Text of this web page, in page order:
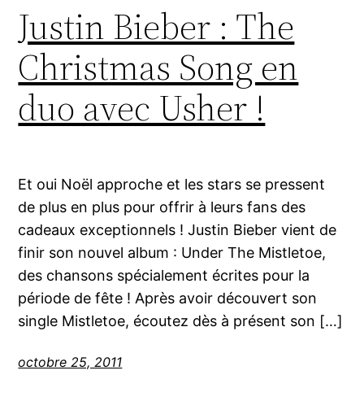
Justin Bieber : The
Christmas Song en
duo avec Usher !
Et oui Noël approche et les stars se pressent
de plus en plus pour offrir à leurs fans des
cadeaux exceptionnels ! Justin Bieber vient de
finir son nouvel album : Under The Mistletoe,
des chansons spécialement écrites pour la
période de fête ! Après avoir découvert son
single Mistletoe, écoutez dès à présent son […]
octobre 25, 2011